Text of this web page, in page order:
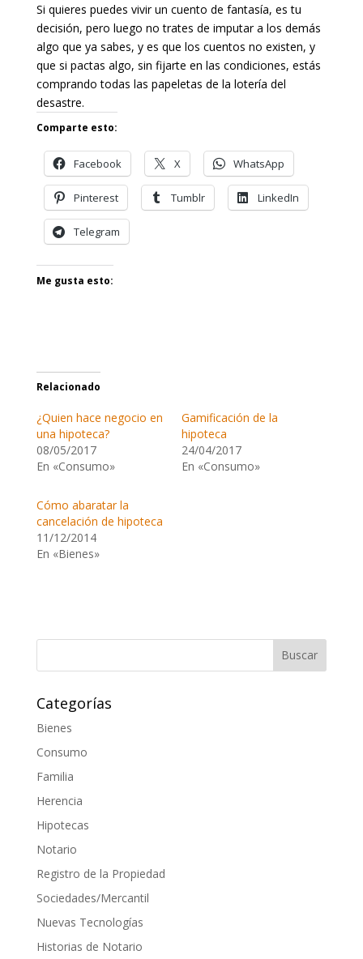
Si quieres puedes vivir un cuento de fantasía, es tu
decisión, pero luego no trates de imputar a los demás
algo que ya sabes, y es que los cuentos no existen, y
que si pactas algo, sin fijarte en las condiciones, estás
comprando todas las papeletas de la lotería del
desastre.
Comparte esto:
Facebook X WhatsApp
Pinterest Tumblr LinkedIn
Telegram
Me gusta esto:
Relacionado
¿Quien hace negocio en
una hipoteca?
08/05/2017
En «Consumo»
Gamificación de la
hipoteca
24/04/2017
En «Consumo»
Cómo abaratar la
cancelación de hipoteca
11/12/2014
En «Bienes»
Categorías
Bienes
Consumo
Familia
Herencia
Hipotecas
Notario
Registro de la Propiedad
Sociedades/Mercantil
Nuevas Tecnologías
Historias de Notario